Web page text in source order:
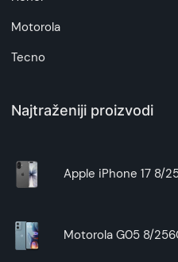
Motorola
Tecno
Najtraženiji proizvodi
Apple iPhone 17 8/
Motorola G05 8/